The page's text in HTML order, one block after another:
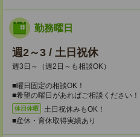
勤務曜日
週2～3 / 土日祝休
週3日～（週2日～も相談OK）
■曜日固定の相談OK！
■希望の曜日があればご相談ください！
休日休暇
土日祝休みもOK！
■産休・育休取得実績あり